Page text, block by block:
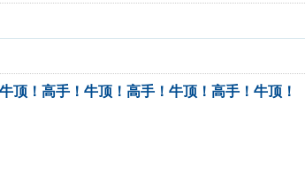
顶！高手！牛顶！高手！牛顶！高手！牛顶！